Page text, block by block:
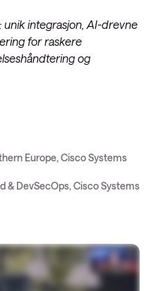
integrasjon, AI-drevne
for raskere
og
Europe, Cisco Systems
& DevSecOps, Cisco Systems